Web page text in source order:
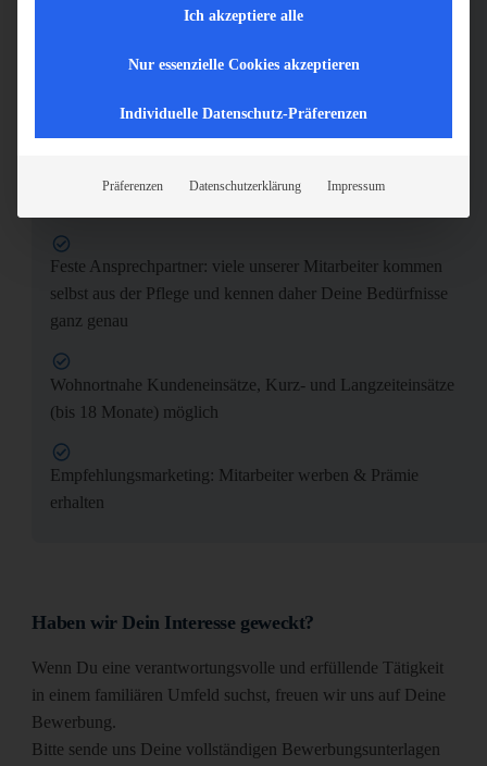
wir erstatten Dir die Fahrtkosten
Wunscheinbindung bei der Dienstplangestaltung
Urlaubs- und Weihnachtsgeld
Feste Ansprechpartner: viele unserer Mitarbeiter kommen
selbst aus der Pflege und kennen daher Deine Bedürfnisse
ganz genau
Wohnortnahe Kundeneinsätze, Kurz- und Langzeiteinsätze
(bis 18 Monate) möglich
Empfehlungsmarketing: Mitarbeiter werben & Prämie
erhalten
Haben wir Dein Interesse geweckt?
Wenn Du eine verantwortungsvolle und erfüllende Tätigkeit
in einem familiären Umfeld suchst, freuen wir uns auf Deine
Bewerbung.
Bitte sende uns Deine vollständigen Bewerbungsunterlagen
Ich akzeptiere alle
Nur essenzielle Cookies akzeptieren
Individuelle Datenschutz-Präferenzen
Präferenzen Datenschutzerklärung Impressum